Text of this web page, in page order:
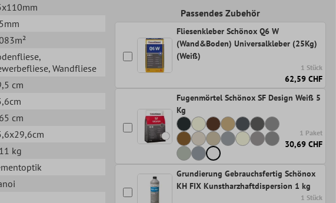
,
, Wandfliese
cm
cm
kg
Passendes Zubehör
Fliesenkleber Schönox Q6 W
(Wand&Boden) Universalkleber (25Kg)
(Weiß)
1 Stück
62,59 CHF
Fugenmörtel Schönox SF Design Weiß 5
Kg
1 Paket
30,69 CHF
Grundierung Gebrauchsfertig Schönox
KH FIX Kunstharzhaftdispersion 1 kg
1 Stück